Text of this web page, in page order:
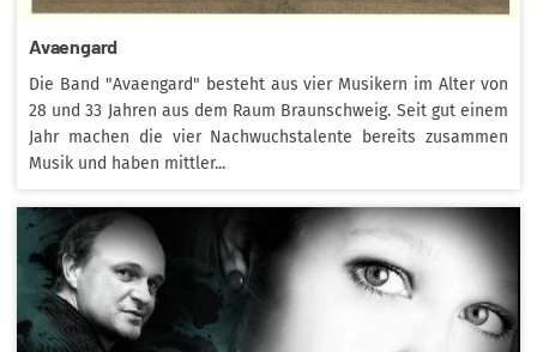
Avaengard
Die Band "Avaengard" besteht aus vier Musikern im Alter von
28 und 33 Jahren aus dem Raum Braunschweig. Seit gut einem
Jahr machen die vier Nachwuchstalente bereits zusammen
Musik und haben mittler...